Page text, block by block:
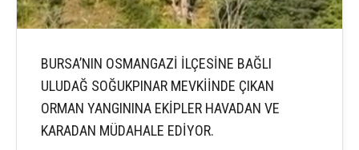
BURSA’NIN OSMANGAZİ İLÇESİNE BAĞLI
ULUDAĞ SOĞUKPINAR MEVKİİNDE ÇIKAN
ORMAN YANGININA EKİPLER HAVADAN VE
KARADAN MÜDAHALE EDİYOR.